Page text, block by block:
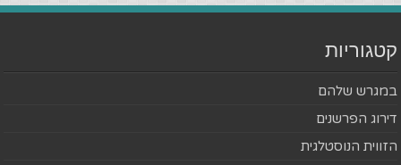
קטגוריות
במגרש שלהם
דירוג הפרשנים
הזווית הנוסטלגית